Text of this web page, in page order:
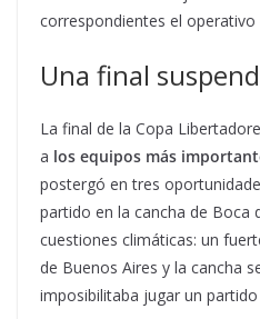
correspondientes el operativo
Una final
La final de la Copa
a los equipos más
postergó en tres
partido en la cancha de Boca
cuestiones climáticas: un
de Buenos Aires y la cancha
imposibilitaba jugar un